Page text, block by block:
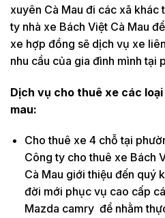
xuyên Cà Mau đi các xã khác
ty nhà xe Bách Việt Cà Mau
xe hợp đồng sẽ dịch vụ xe
nhu cầu của gia đình mình tại
Dịch vụ cho thuê xe các
mau:
Cho thuê xe 4 chỗ tại
Công ty cho thuê xe Bách
Cà Mau giới thiệu đến quý
đời mới phục vụ cao cấp
Mazda camry để nhằm